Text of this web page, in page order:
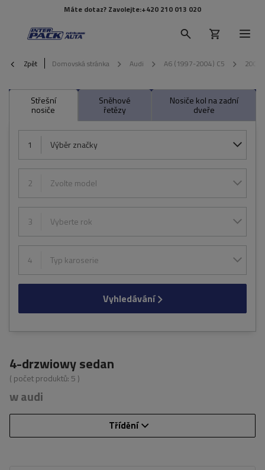
Máte dotaz? Zavolejte:+420 210 013 020
Zpět Domovská stránka Audi A6 (1997-2004) C5 2001
Střešní
nosiče
Sněhové
řetězy
Nosiče kol na zadní
dveře
1 Výběr značky
2 Zvolte model
3 Vyberte rok
4 Typ karoserie
Vyhledávání
4-drzwiowy sedan
( počet produktů: 5 )
w audi
Třídění